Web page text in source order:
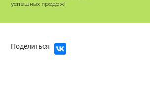
успешных продаж!
Поделиться